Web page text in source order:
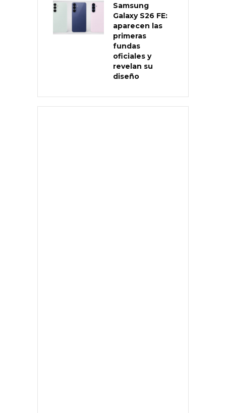
Samsung
Galaxy S26 FE:
aparecen las
primeras
fundas
oficiales y
revelan su
diseño